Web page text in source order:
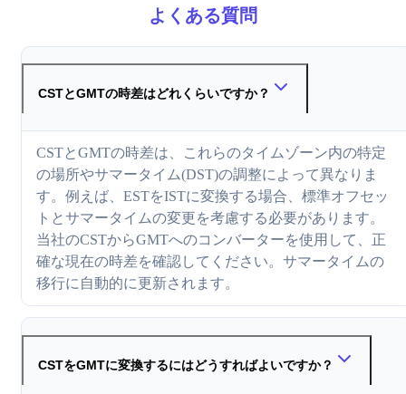
よくある質問
CSTとGMTの時差はどれくらいですか？
CSTとGMTの時差は、これらのタイムゾーン内の特定
の場所やサマータイム(DST)の調整によって異なりま
す。例えば、ESTをISTに変換する場合、標準オフセッ
トとサマータイムの変更を考慮する必要があります。
当社のCSTからGMTへのコンバーターを使用して、正
確な現在の時差を確認してください。サマータイムの
移行に自動的に更新されます。
CSTをGMTに変換するにはどうすればよいですか？